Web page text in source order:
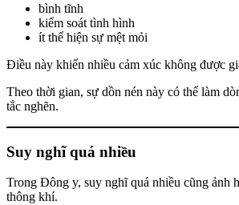
bình tĩnh
kiểm soát tình hình
ít thể hiện sự mệt mỏi
Điều này khiến nhiều cảm xúc không được
Theo thời gian, sự dồn nén này có thể làm
tắc nghẽn.
Suy nghĩ quá nhiều
Trong Đông y, suy nghĩ quá nhiều cũng ảnh
thông khí.